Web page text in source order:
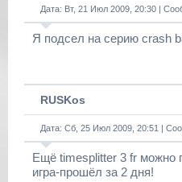
Дата: Вт, 21 Июл 2009, 20:30 |
Я подсел на серию crash
RUSKos
Дата: Сб, 25 Июл 2009, 20:51 |
Ещё timesplitter 3 fr можно
игра-прошёл за 2 дня!